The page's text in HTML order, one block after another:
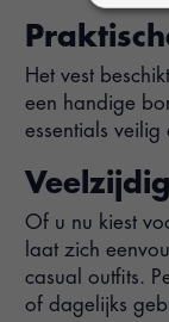
Het vest
een handige
essentials
Of u nu kiest
laat zich
casual outfits.
of dagelijks